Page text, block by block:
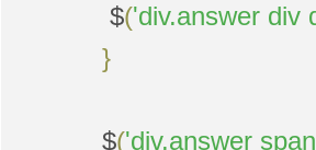
$('div.answer div
}
$('div.answer